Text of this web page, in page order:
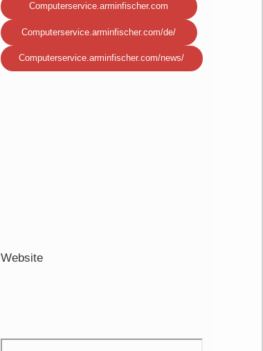
Computerservice.arminfischer.com
Computerservice.arminfischer.com/de/
Computerservice.arminfischer.com/news/
Website